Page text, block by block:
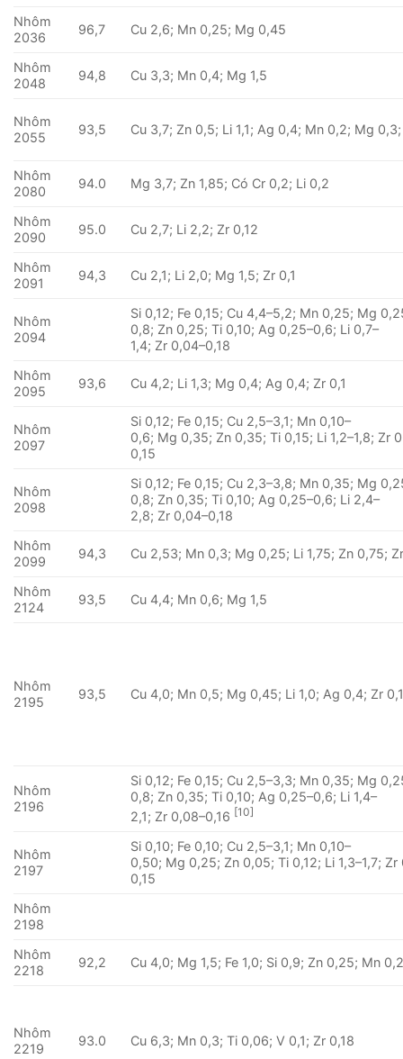
Nhôm
2036
96,7 Cu 2,6; Mn 0,25; Mg 0,45
Nhôm
2048
94,8 Cu 3,3; Mn 0,4; Mg 1,5
Nhôm
2055
93,5 Cu 3,7; Zn 0,5; Li 1,1; Ag 0,4; Mn 0,2; Mg
Nhôm
2080
94.0 Mg 3,7; Zn 1,85; Có Cr 0,2; Li 0,2
Nhôm
2090
95.0 Cu 2,7; Li 2,2; Zr 0,12
Nhôm
2091
94,3 Cu 2,1; Li 2,0; Mg 1,5; Zr 0,1
Nhôm
2094
Si 0,12; Fe 0,15; Cu 4,4–5,2; Mn 0,25; Mg
0,8; Zn 0,25; Ti 0,10; Ag 0,25–0,6; Li 0,7–
1,4; Zr 0,04–0,18
Nhôm
2095
93,6 Cu 4,2; Li 1,3; Mg 0,4; Ag 0,4; Zr 0,1
Nhôm
2097
Si 0,12; Fe 0,15; Cu 2,5–3,1; Mn 0,10–
0,6; Mg 0,35; Zn 0,35; Ti 0,15; Li 1,2–1,8; Zr
0,15
Nhôm
2098
Si 0,12; Fe 0,15; Cu 2,3–3,8; Mn 0,35; Mg
0,8; Zn 0,35; Ti 0,10; Ag 0,25–0,6; Li 2,4–
2,8; Zr 0,04–0,18
Nhôm
2099
94,3 Cu 2,53; Mn 0,3; Mg 0,25; Li 1,75; Zn 0,75;
Nhôm
2124
93,5 Cu 4,4; Mn 0,6; Mg 1,5
Nhôm
2195
93,5 Cu 4,0; Mn 0,5; Mg 0,45; Li 1,0; Ag 0,4; Zr
Nhôm
2196
Si 0,12; Fe 0,15; Cu 2,5–3,3; Mn 0,35; Mg
0,8; Zn 0,35; Ti 0,10; Ag 0,25–0,6; Li 1,4–
2,1; Zr 0,08–0,16 [10]
Nhôm
2197
Si 0,10; Fe 0,10; Cu 2,5–3,1; Mn 0,10–
0,50; Mg 0,25; Zn 0,05; Ti 0,12; Li 1,3–1,7; Zr
0,15
Nhôm
2198
Nhôm
2218
92,2 Cu 4,0; Mg 1,5; Fe 1,0; Si 0,9; Zn 0,25; Mn
Nhôm
2219
93.0 Cu 6,3; Mn 0,3; Ti 0,06; V 0,1; Zr 0,18